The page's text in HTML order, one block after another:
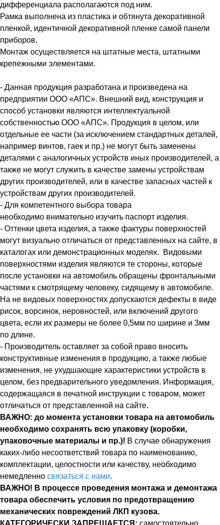
дифференциала располагаются под ним.
Рамка выполнена из пластика и обтянута декоративной
пленкой, идентичной декоративной пленке самой панели
приборов.
Монтаж осуществляется на штатные места, штатными
крепежными элементами.
- Данная продукция разработана и произведена на
предприятии ООО «АПС». Внешний вид, конструкция и
способ установки являются интеллектуальной
собственностью ООО «АПС». Продукция в целом, или
отдельные ее части (за исключением стандартных деталей,
например винтов, гаек и пр.) не могут быть заменены
деталями с аналогичных устройств иных производителей, а
также не могут служить в качестве замены устройствам
других производителей, или в качестве запасных частей к
устройствам других производителей.
- Для компетентного выбора товара
необходимо внимательно изучить паспорт изделия.
- Оттенки цвета изделия, а также фактуры поверхностей
могут визуально отличаться от представленных на сайте, в
каталогах или демонстрационных моделях. Видовыми
поверхностями изделия являются те стороны, которые
после установки на автомобиль обращены фронтальными
частями к смотрящему человеку, сидящему в автомобиле.
На не видовых поверхностях допускаются дефекты в виде
рисок, ворсинок, неровностей, или включений другого
цвета, если их размеры не более 0,5мм по ширине и 3мм
по длине.
- Производитель оставляет за собой право вносить
конструктивные изменения в продукцию, а также любые
изменения, не ухудшающие характеристики устройств в
целом, без предварительного уведомления. Информация,
содержащаяся в печатной инструкции с товаром, может
отличаться от представленной на сайте.
ВАЖНО: до момента установки товара на автомобиль
необходимо сохранять всю упаковку (коробки,
упаковочные материалы и пр.)! В случае обнаружения
каких-либо несоответствий товара по наименованию,
комплектации, целостности или качеству, необходимо
немедленно связаться с нами.
ВАЖНО! В процессе проведения монтажа и демонтажа
товара обеспечить условия по предотвращению
механических повреждений ЛКП кузова.